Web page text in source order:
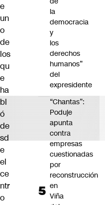
e
un
o
de
los
qu
e
ha
bl
ó
de
sd
e
el
ce
ntr
o
la
democracia
y
los
derechos
humanos”
del
expresidente
“Chantas”:
Poduje
apunta
contra
empresas
cuestionadas
por
reconstrucción
en
Viña